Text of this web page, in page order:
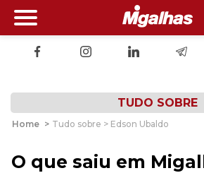
TUDO SOBRE
Home > Tudo sobre > Edson Ubaldo
O que saiu em